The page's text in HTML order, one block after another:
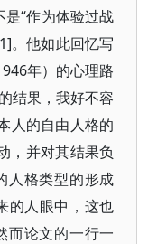
是“作为体验过战
。他如此回忆写
年）的心理路
结果，我好不容
人的自由人格的
并对其结果负
人格类型的形成
人眼中，这也
而论文的一行一